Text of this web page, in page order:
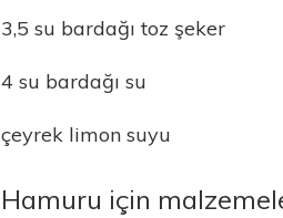
3,5 su bardağı toz şeker
4 su bardağı su
çeyrek limon suyu
Hamuru için